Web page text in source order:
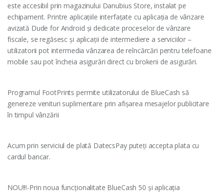
este accesibil prin magazinului Danubius Store, instalat pe
echipament. Printre aplicațiile interfațate cu aplicația de vânzare
avizată Dude for Android și dedicate proceselor de vânzare
fiscale, se regăsesc și aplicații de intermediere a serviciilor –
utilizatorii pot intermedia vânzarea de reîncărcări pentru telefoane
mobile sau pot încheia asigurări direct cu brokerii de asigurări.
Programul FootPrints permite utilizatorului de BlueCash să
genereze venituri suplimentare prin afișarea mesajelor publicitare
în timpul vânzării
Acum prin serviciul de plată DatecsPay puteți accepta plata cu
cardul bancar.
NOU!!!-Prin noua funcționalitate BlueCash 50 și aplicația